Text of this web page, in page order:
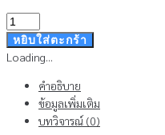
จำนวน
พวง
กุญแจ
เหลือง
หยิบใส่ตะกร้า
Loading...
คำอธิบาย
ข้อมูลเพิ่มเติม
บทวิจารณ์ (0)